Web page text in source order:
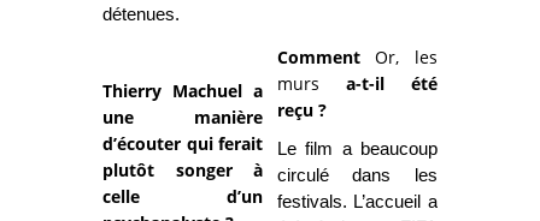
détenues.
Thierry Machuel a
une manière
d’écouter qui ferait
plutôt songer à
celle d’un
CommentOr, les
murs a-t-il été
reçu ?
Le film a beaucoup
circulé dans les
festivals. L’accueil a